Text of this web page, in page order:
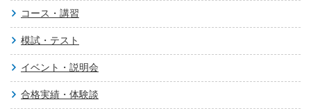
コース・講習
模試・テスト
イベント・説明会
合格実績・体験談